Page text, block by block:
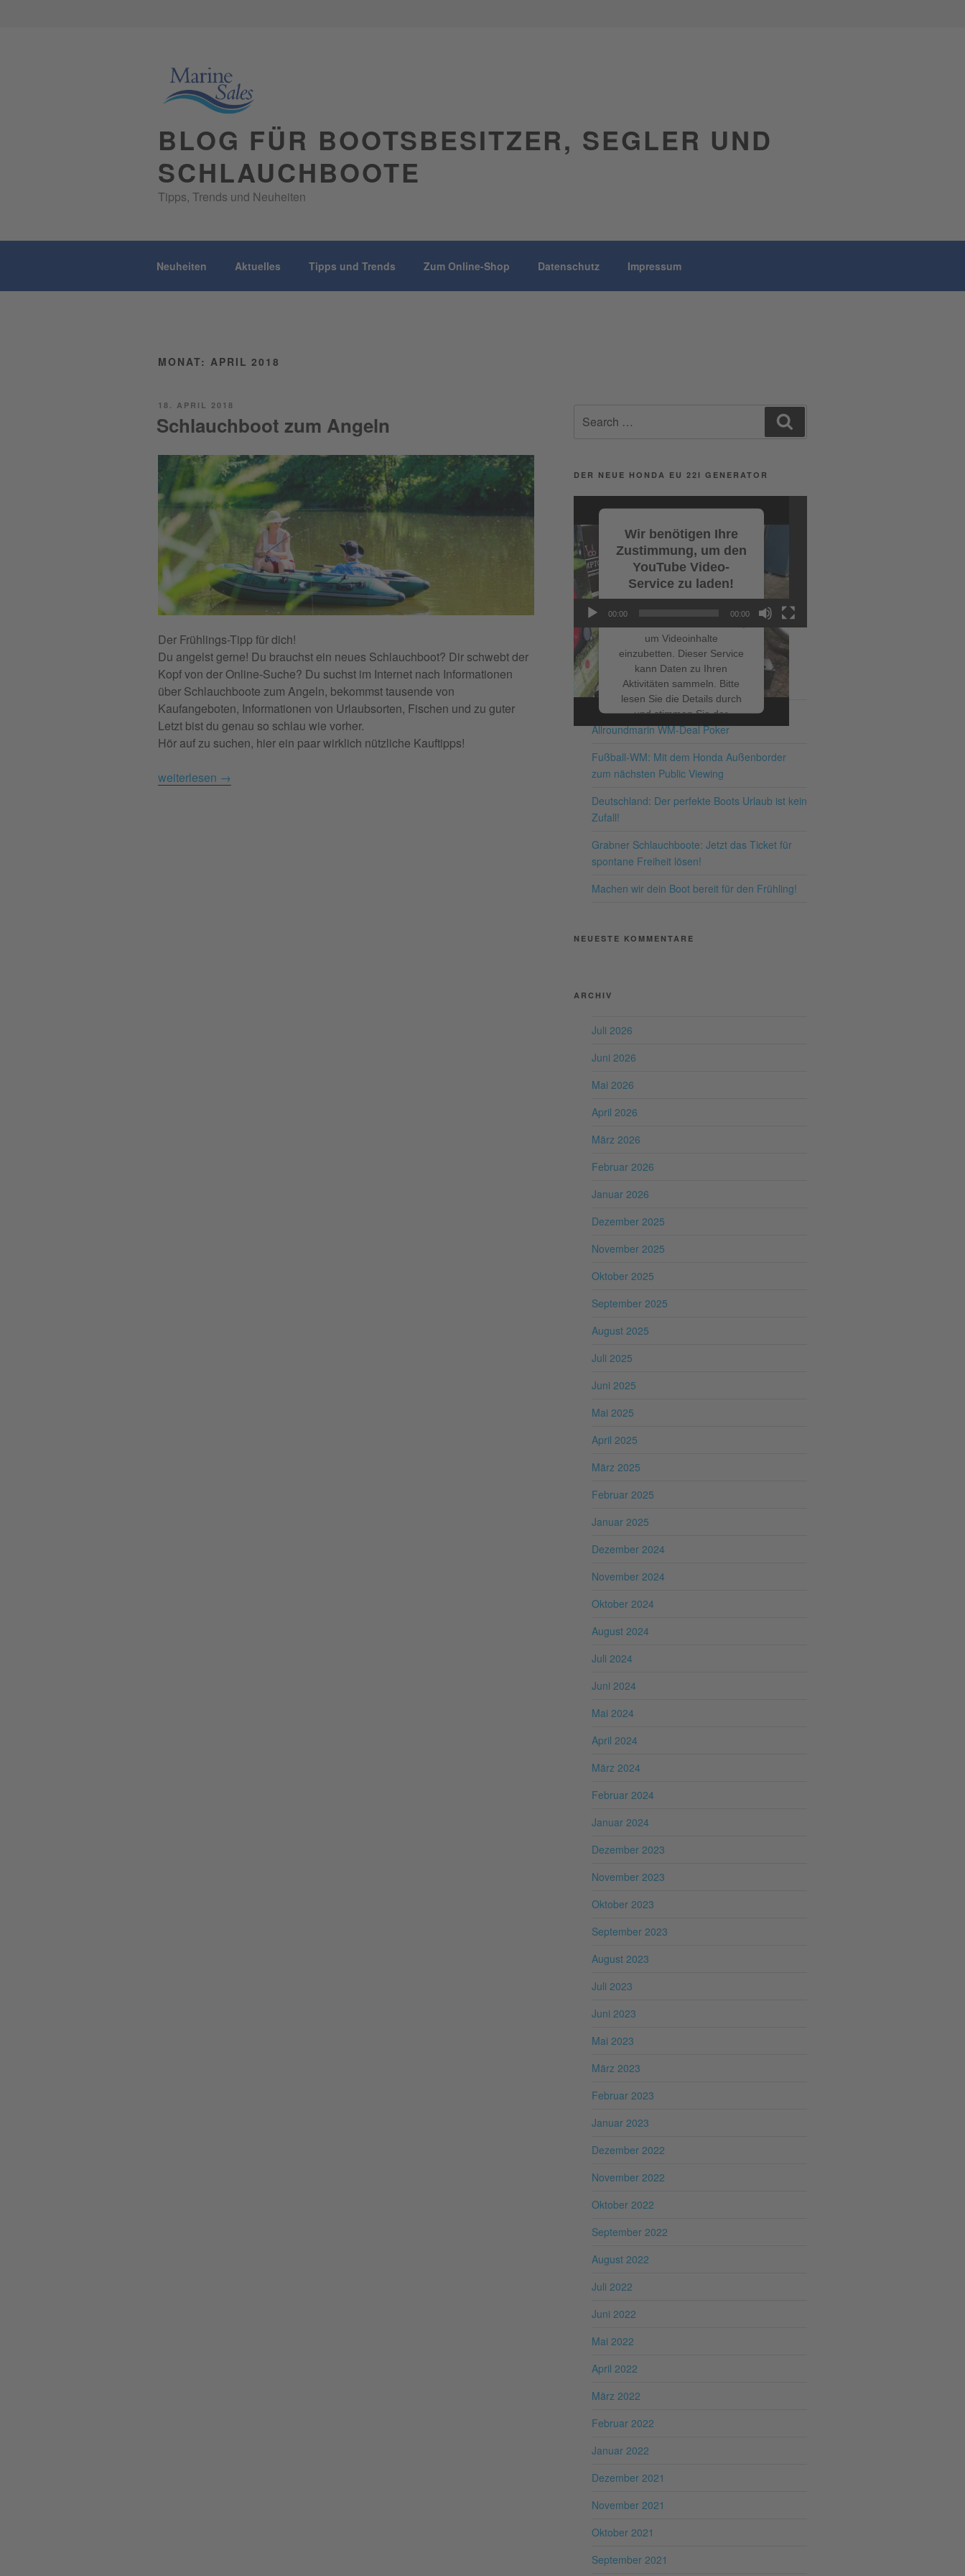
BLOG FÜR BOOTSBESITZER, SEGLER UND
SCHLAUCHBOOTE
Tipps, Trends und Neuheiten
Neuheiten Aktuelles Tipps und Trends Zum Online-Shop Datenschutz Impressum
MONAT: APRIL 2018
POSTED
18. APRIL 2018
Schlauchboot zum Angeln
Der Frühlings-Tipp für dich!
Du angelst gerne! Du brauchst ein neues Schlauchboot? Dir schwebt der
Kopf von der Online-Suche? Du suchst im Internet nach Informationen
über Schlauchboote zum Angeln, bekommst tausende von
Kaufangeboten, Informationen von Urlaubsorten, Fischen und zu guter
Letzt bist du genau so schlau wie vorher.
Hör auf zu suchen, hier ein paar wirklich nützliche Kauftipps!
weiterlesen →
for:
DER NEUE HONDA EU 22I GENERATOR
Wir benötigen Ihre
Zustimmung, um den
YouTube Video-
Service zu laden!
um Videoinhalte
einzubetten. Dieser Service
kann Daten zu Ihren
Aktivitäten sammeln. Bitte
lesen Sie die Details durch
und stimmen Sie der
Nutzung des Service zu, um
powered byUsercentrics
Consent Management
00:00 00:00
NEUESTE BEITRÄGE
Schnappe dir bis zum 19.07.2026 – den
Allroundmarin WM-Deal Poker
Fußball-WM: Mit dem Honda Außenborder
zum nächsten Public Viewing
Deutschland: Der perfekte Boots Urlaub ist kein
Zufall!
Grabner Schlauchboote: Jetzt das Ticket für
spontane Freiheit lösen!
Machen wir dein Boot bereit für den Frühling!
NEUESTE KOMMENTARE
ARCHIV
Juli 2026
Juni 2026
Mai 2026
April 2026
März 2026
Februar 2026
Januar 2026
Dezember 2025
November 2025
Oktober 2025
September 2025
August 2025
Juli 2025
Juni 2025
Mai 2025
April 2025
März 2025
Februar 2025
Januar 2025
Dezember 2024
November 2024
Oktober 2024
August 2024
Juli 2024
Juni 2024
Mai 2024
April 2024
März 2024
Februar 2024
Januar 2024
Dezember 2023
November 2023
Oktober 2023
September 2023
August 2023
Juli 2023
Juni 2023
Mai 2023
März 2023
Februar 2023
Januar 2023
Dezember 2022
November 2022
Oktober 2022
September 2022
August 2022
Juli 2022
Juni 2022
Mai 2022
April 2022
März 2022
Februar 2022
Januar 2022
Dezember 2021
November 2021
Oktober 2021
September 2021
Facebook